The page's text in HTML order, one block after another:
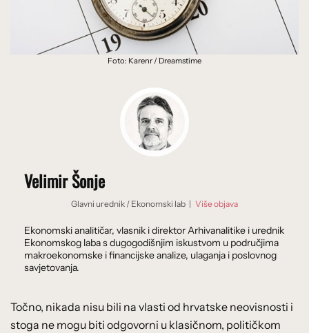
Foto: Karenr / Dreamstime
Velimir Šonje
Glavni urednik / Ekonomski lab | Više objava
Ekonomski analitičar, vlasnik i direktor Arhivanalitike i urednik
Ekonomskog laba s dugogodišnjim iskustvom u područjima
makroekonomske i financijske analize, ulaganja i poslovnog
savjetovanja.
Točno, nikada nisu bili na vlasti od hrvatske neovisnosti i
stoga ne mogu biti odgovorni u klasičnom, političkom